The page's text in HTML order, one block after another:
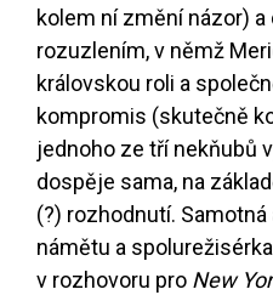
kolem ní změní názor)
rozuzlením, v němž
královskou roli a
kompromis (skutečně
jednoho ze tří nekňubů
dospěje sama, na
(?) rozhodnutí.
námětu a
v rozhovoru pro New